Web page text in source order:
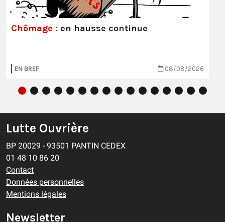
Chômage : en hausse continue
EN BREF 08/08/2026
Lutte Ouvrière
BP 20029 - 93501 PANTIN CEDEX
01 48 10 86 20
Contact
Données personnelles
Mentions légales
Newsletter